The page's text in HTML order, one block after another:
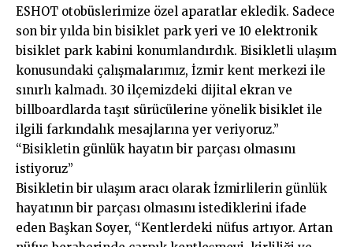
ESHOT otobüslerimize özel aparatlar ekledik. Sadece
son bir yılda bin bisiklet park yeri ve 10 elektronik
bisiklet park kabini konumlandırdık. Bisikletli ulaşım
konusundaki çalışmalarımız, İzmir kent merkezi ile
sınırlı kalmadı. 30 ilçemizdeki dijital ekran ve
billboardlarda taşıt sürücülerine yönelik bisiklet ile
ilgili farkındalık mesajlarına yer veriyoruz.”
“Bisikletin günlük hayatın bir parçası olmasını
istiyoruz”
Bisikletin bir ulaşım aracı olarak İzmirlilerin günlük
hayatının bir parçası olmasını istediklerini ifade
eden Başkan Soyer, “Kentlerdeki nüfus artıyor. Artan